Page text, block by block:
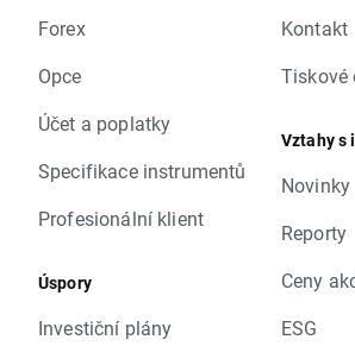
Forex
Opce
Účet a poplatky
Specifikace instrumentů
Profesionální klient
Úspory
Investiční plány
Kontakt
Tiskové
Vztahy s
Novinky
Reporty
Ceny
ESG